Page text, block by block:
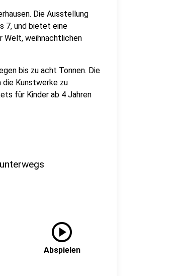
Die Ausstellung
7, und bietet eine
Welt, weihnachtlichen
bis zu acht Tonnen. Die
die Kunstwerke zu
für Kinder ab 4 Jahren
play_circle
Abspielen